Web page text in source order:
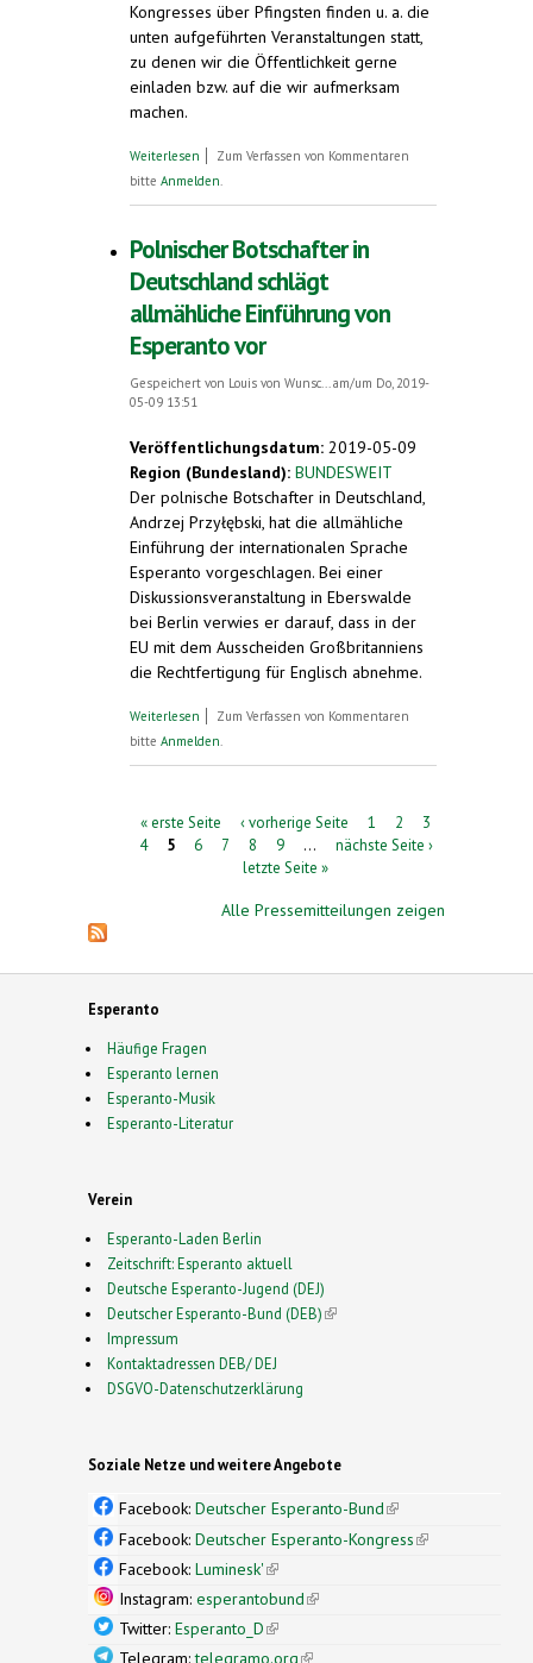
Kongresses über Pfingsten finden u. a. die
unten aufgeführten Veranstaltungen statt,
zu denen wir die Öffentlichkeit gerne
einladen bzw. auf die wir aufmerksam
machen.
Weiterlesen über Veranstaltungshinweise 96.
Neumünster, Pfingsten 2019.
Pressegespräch
Zum Verfassen von Kommentaren
bitte Anmelden.
Polnischer Botschafter in
Deutschland schlägt
allmähliche Einführung von
Esperanto vor
Gespeichert von Louis von Wunsc...am/um Do, 2019-
05-09 13:51
Veröffentlichungsdatum: 2019-05-09
Region (Bundesland): BUNDESWEIT
Der polnische Botschafter in Deutschland,
Andrzej Przyłębski, hat die allmähliche
Einführung der internationalen Sprache
Esperanto vorgeschlagen. Bei einer
Diskussionsveranstaltung in Eberswalde
bei Berlin verwies er darauf, dass in der
EU mit dem Ausscheiden Großbritanniens
die Rechtfertigung für Englisch abnehme.
Weiterlesen über Polnischer Botschafter in
Einführung von Esperanto vor
Zum Verfassen von Kommentaren
bitte Anmelden.
Seiten« erste Seite ‹ vorherige Seite 1 2
3
4
5 6 7 8 9 …
nächste Seite ›
letzte Seite »
Alle Pressemitteilungen zeigen
Esperanto
Häufige Fragen
Esperanto lernen
Esperanto-Musik
Esperanto-Literatur
Verein
Esperanto-Laden Berlin
Zeitschrift: Esperanto aktuell
Deutsche Esperanto-Jugend (DEJ)
Deutscher Esperanto-Bund (DEB)(link is external)
Impressum
Kontaktadressen DEB/ DEJ
DSGVO-Datenschutzerklärung
Soziale Netze und weitere Angebote
Facebook: Deutscher Esperanto-Bund(link is
external)
Facebook: Deutscher Esperanto-Kongress(link is
Facebook: Luminesk'(link is external)
Instagram: esperantobund(link is external)
Twitter: Esperanto_D(link is external)
Telegram:telegramo.org(link is external)